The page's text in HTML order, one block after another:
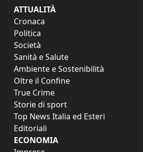
ATTUALITÀ
Cronaca
Politica
Società
Sanità e Salute
Ambiente e Sostenibilità
Oltre il Confine
True Crime
Storie di sport
Top News Italia ed Esteri
Editoriali
ECONOMIA